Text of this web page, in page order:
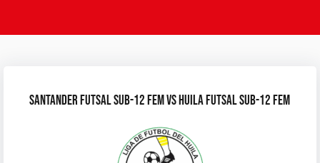
Santander Futsal SUB-12 FEM vs Huila Futsal SUB-12 FEM